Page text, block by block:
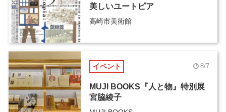
美しいユートピア
高崎市美術館
イベント 8/7
MUJI BOOKS『人と物』特別展
宮脇綾子